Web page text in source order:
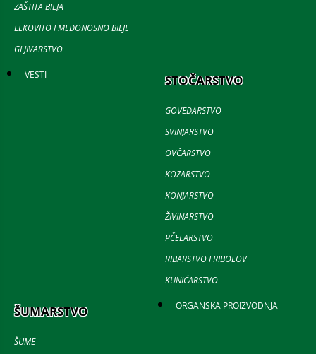
ZAŠTITA BILJA
LEKOVITO I MEDONOSNO BILJE
GLJIVARSTVO
VESTI STOČARSTVO
GOVEDARSTVO
SVINJARSTVO
OVČARSTVO
KOZARSTVO
KONJARSTVO
ŽIVINARSTVO
PČELARSTVO
RIBARSTVO I RIBOLOV
KUNIĆARSTVO
ŠUMARSTVO
ŠUME
ORGANSKA PROIZVODNJA